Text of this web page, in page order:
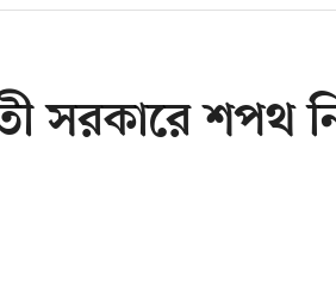
সরকারে শপথ